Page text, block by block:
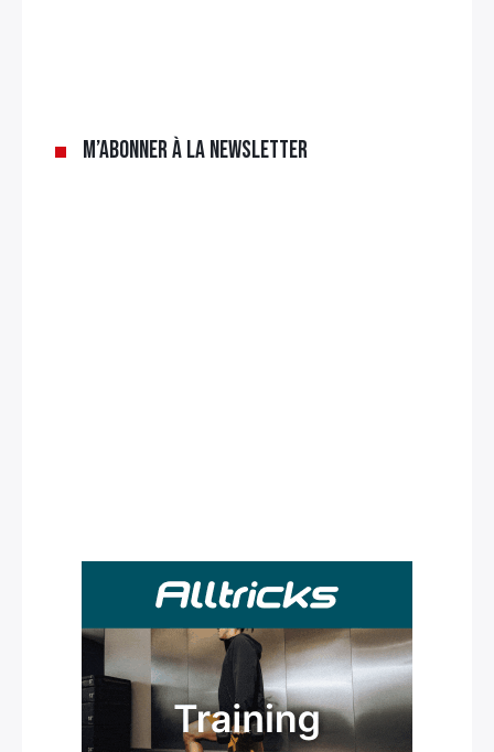
M’abonner à la newsletter